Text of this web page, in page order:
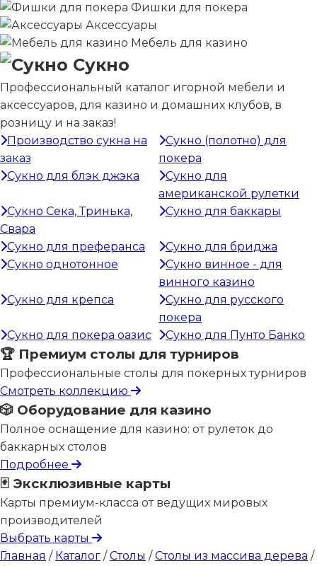
Фишки для покера
Аксессуары
Мебель для казино
Сукно
Профессиональный каталог игорной мебели и
аксессуаров, для казино и домашних клубов, в
розницу и на заказ!
Производство сукна на
заказ
Сукно (полотно) для
покера
Сукно для блэк джэка
Сукно для
американской рулетки
Сукно Сека, Тринька,
Свара
Сукно для баккары
Сукно для преферанса
Сукно для бриджа
Сукно однотонное
Сукно винное - для
винного казино
Сукно для крепса
Сукно для русского
покера
Сукно для покера оазис
Сукно для Пунто Банко
🏆 Премиум столы для турниров
Профессиональные столы для покерных турниров
Смотреть коллекцию
🎲 Оборудование для казино
Полное оснащение для казино: от рулеток до
баккарных столов
Подробнее
🃏 Эксклюзивные карты
Карты премиум-класса от ведущих мировых
производителей
Выбрать карты
Главная / Каталог / Столы / Столы из массива дерева /